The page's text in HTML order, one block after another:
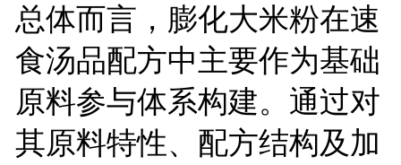
总体而言，膨化大米粉在速
食汤品配方中主要作为基础
原料参与体系构建。通过对
其原料特性、配方结构及加